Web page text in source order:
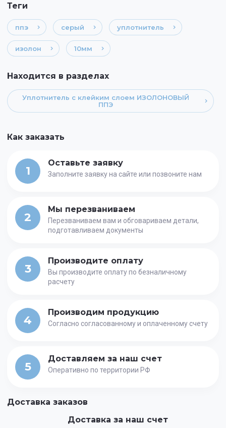
теги
ппэ серый уплотнитель
изолон 10мм
Находится в разделах
Уплотнитель с клейким слоем ИЗОЛОНОВЫЙ
ППЭ
Как заказать
1
Оставьте заявку
Заполните заявку на сайте или позвоните нам
2
Мы перезваниваем
Перезваниваем вам и обговариваем детали,
подготавливаем документы
3
Производите оплату
Вы производите оплату по безналичному
расчету
4
Производим продукцию
Согласно согласованному и оплаченному счету
5
Доставляем за наш счет
Оперативно по территории РФ
Доставка заказов
Доставка за наш счет